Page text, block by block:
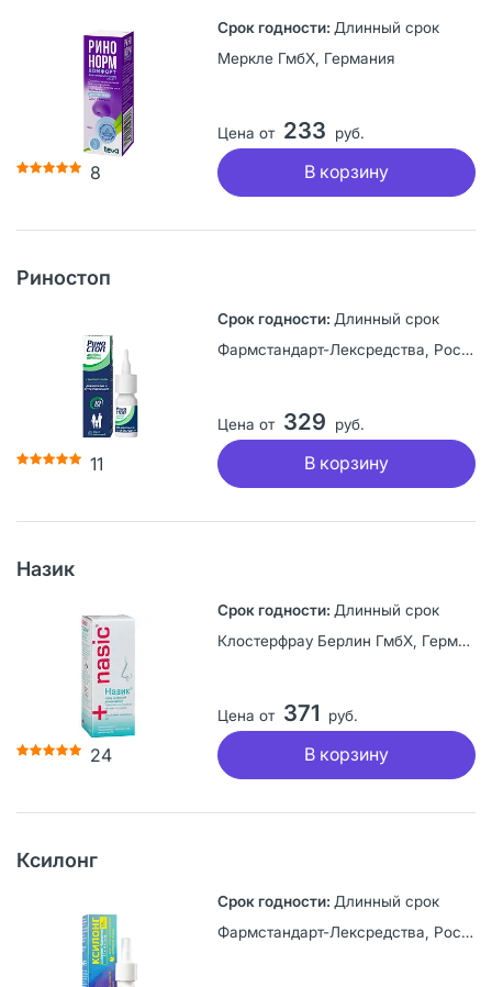
8
Длинный срок
Меркле ГмбХ, Германия
Цена от 233 руб.
В корзину
Риностоп
11
Длинный срок
Фармстандарт-Лексредства, Россия
Цена от 329 руб.
В корзину
Назик
24
Длинный срок
Клостерфрау Берлин ГмбХ, Германия
Цена от 371 руб.
В корзину
Ксилонг
Длинный срок
Фармстандарт-Лексредства, Россия